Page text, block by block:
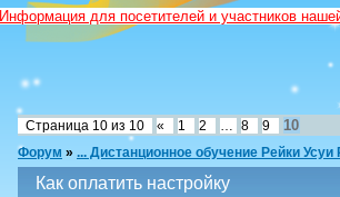
Информация для посетителей и участников
Страница 10 из 10 « 1 2 8 9 10
Форум » ... Дистанционное обучение Рейки Усуи
Как оплатить настройку